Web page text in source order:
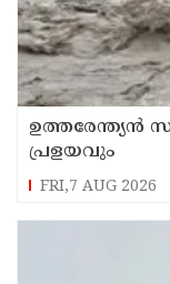
ഉത്തരേന്ത്യൻ
പ്രളയവും
FRI,7 AUG 2026